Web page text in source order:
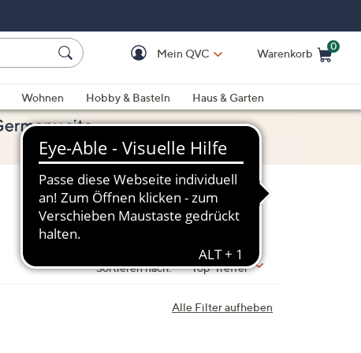
Mein QVC Warenkorb
0
Wohnen Hobby & Basteln
Haus & Garten
Sortieren nach: Top-Treffer
Alle Filter aufheben